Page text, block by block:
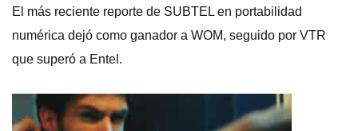
El más reciente reporte de SUBTEL en portabilidad
numérica dejó como ganador a WOM, seguido por VTR
que superó a Entel.